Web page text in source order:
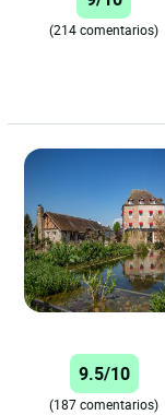
(214 comentarios)
9.5/10
(187 comentarios)